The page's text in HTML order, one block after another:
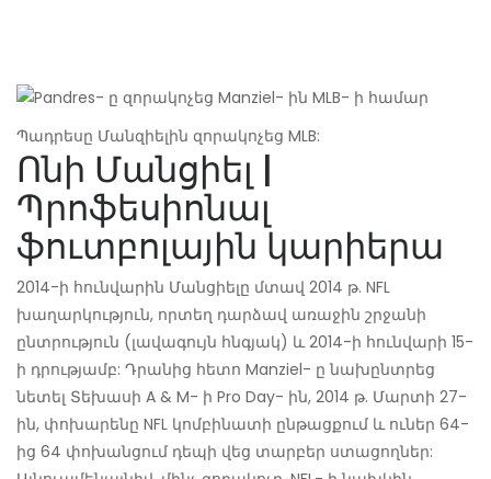
Պադրեսը Մանզիելին զորակոչեց MLB:
Ոնի Մանցիել |
Պրոֆեսիոնալ
ֆուտբոլային կարիերա
2014-ի հունվարին Մանցիելը մտավ 2014 թ. NFL
խաղարկություն, որտեղ դարձավ առաջին շրջանի
ընտրություն (լավագույն հնգյակ) և 2014-ի հունվարի 15-
ի դրությամբ: Դրանից հետո Manziel- ը նախընտրեց
նետել Տեխասի A & M- ի Pro Day- ին, 2014 թ. Մարտի 27-
ին, փոխարենը NFL կոմբինատի ընթացքում և ուներ 64-
ից 64 փոխանցում դեպի վեց տարբեր ստացողներ: